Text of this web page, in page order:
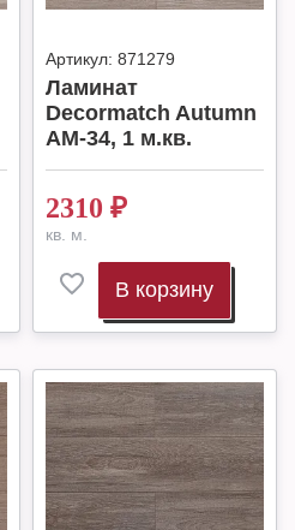
Артикул: 871279
Ламинат
Decormatch Autumn
AM-34, 1 м.кв.
2310 ₽
кв. м.
В корзину